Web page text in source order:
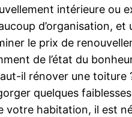
intérieure ou
d’organisation,
le prix de
de l’état du
il rénover une
quelques
votre habitation, il est